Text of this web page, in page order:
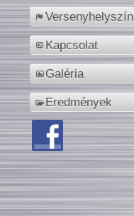
Versenyhelyszín
Kapcsolat
Galéria
Eredmények